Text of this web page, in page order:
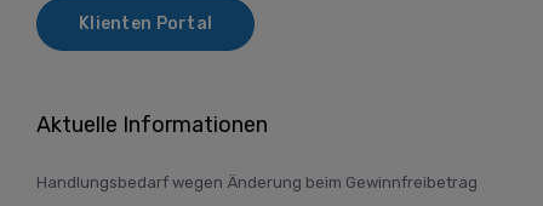
Klienten Portal
Aktuelle Informationen
Handlungsbedarf wegen Änderung beim Gewinnfreibetrag